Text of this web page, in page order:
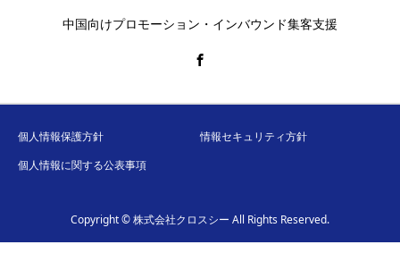
中国向けプロモーション・インバウンド集客支援
個人情報保護方針
情報セキュリティ方針
個人情報に関する公表事項
Copyright © 株式会社クロスシー All Rights Reserved.